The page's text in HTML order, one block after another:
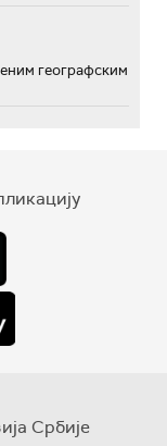
географским
Србије